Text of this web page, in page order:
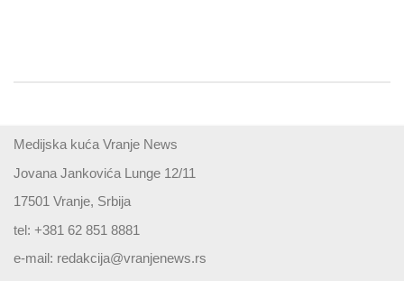
Medijska kuća Vranje News
Jovana Jankovića Lunge 12/11
17501 Vranje, Srbija
tel: +381 62 851 8881
e-mail: redakcija@vranjenews.rs